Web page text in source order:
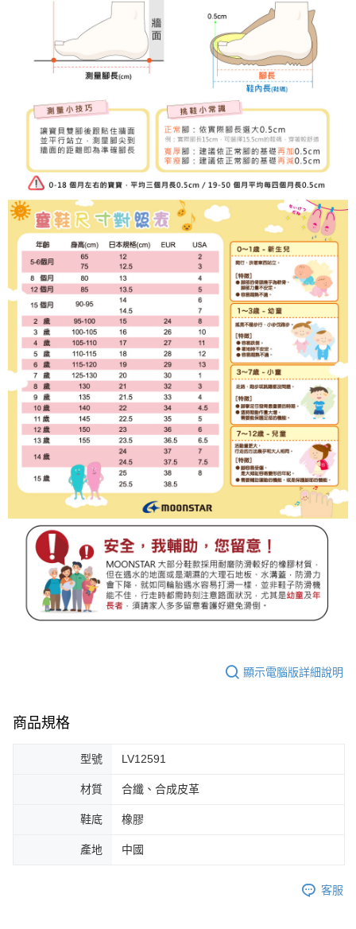
顯示電腦版詳細說明
商品規格
型號 LV12591
材質 合纖、合成皮革
鞋底 橡膠
產地 中國
客服